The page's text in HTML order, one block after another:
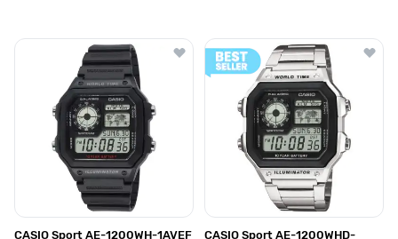
Poruszanie się po elementach karuzeli jest możliwe za pomocą
Naciśnij, aby pominąć karuzelę
Naciśnij, aby przejść do nawigacji karuzeli
CASIO Sport AE-1200WH-1AVEF
CASIO Sport AE-1200WHD-